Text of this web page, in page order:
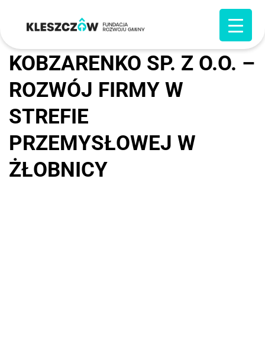
KOBZARENKO SP. Z O.O. –
ROZWÓJ FIRMY W
STREFIE
PRZEMYSŁOWEJ W
ŻŁOBNICY